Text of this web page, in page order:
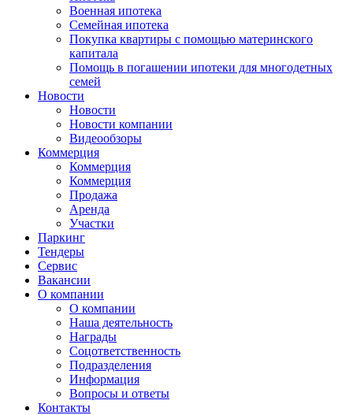
Военная ипотека
Семейная ипотека
Покупка квартиры с помощью материнского
капитала
Помощь в погашении ипотеки для многодетных
семей
Новости
Новости
Новости компании
Видеообзоры
Коммерция
Коммерция
Коммерция
Продажа
Аренда
Участки
Паркинг
Тендеры
Сервис
Вакансии
О компании
О компании
Наша деятельность
Награды
Соцответственность
Подразделения
Информация
Вопросы и ответы
Контакты